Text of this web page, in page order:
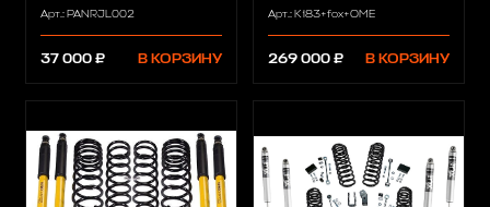
Арт.: PANRJL002
37 000 ₽ В КОРЗИНУ
Арт.: K183+fox+OME
269 000 ₽ В КОРЗИНУ